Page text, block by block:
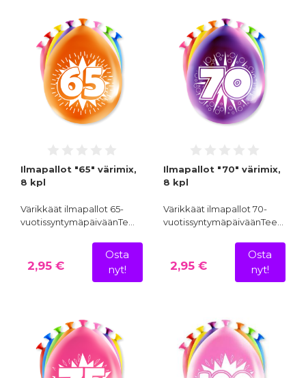
Ilmapallot "65" värimix,
8 kpl
Värikkäät ilmapallot 65-
vuotissyntymäpäiväänTe…
2,95 €
Osta
nyt!
Ilmapallot "70" värimix,
8 kpl
Värikkäät ilmapallot 70-
vuotissyntymäpäiväänTee…
2,95 €
Osta
nyt!